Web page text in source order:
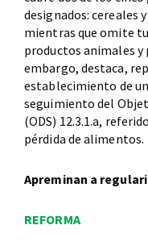
designados: cereales
mientras que omite
productos animales y
embargo, destaca,
establecimiento de
seguimiento del
(ODS) 12.3.1.a,
pérdida de alimentos.
Apreminan a
REFORMA